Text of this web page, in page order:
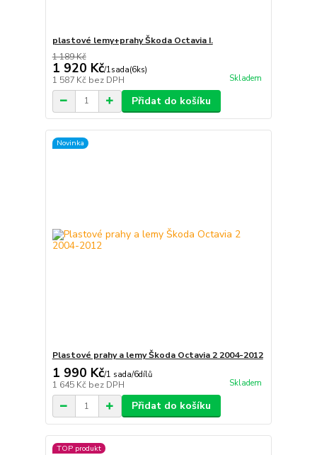
plastové lemy+prahy Škoda Octavia I.
1 189 Kč
1 920 Kč/1sada(6ks)
1 587 Kč bez DPH Skladem
Přidat do košíku
Novinka
Plastové prahy a lemy Škoda Octavia 2 2004-2012
1 990 Kč/1 sada/6dílů
1 645 Kč bez DPH Skladem
Přidat do košíku
TOP produkt